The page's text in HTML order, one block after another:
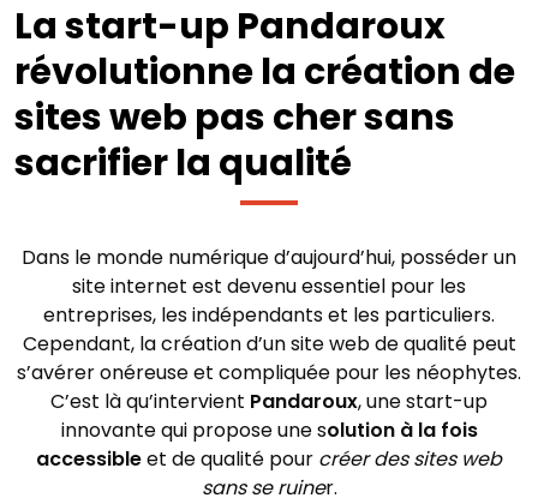
La start-up Pandaroux
révolutionne la création de
sites web pas cher sans
sacrifier la qualité
Dans le monde numérique d’aujourd’hui, posséder un
site internet est devenu essentiel pour les
entreprises, les indépendants et les particuliers.
Cependant, la création d’un site web de qualité peut
s’avérer onéreuse et compliquée pour les néophytes.
C’est là qu’intervient Pandaroux, une start-up
innovante qui propose une solution à la fois
accessibleet de qualité pour créer des sites web
sans se ruiner.